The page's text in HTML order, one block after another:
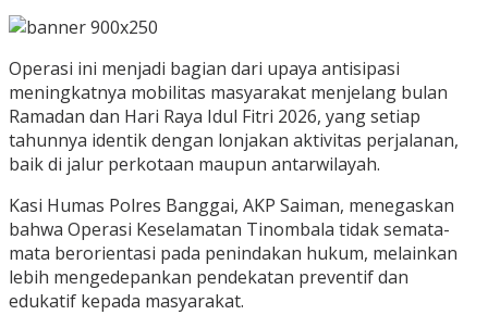
Operasi ini menjadi bagian dari upaya antisipasi
meningkatnya mobilitas masyarakat menjelang bulan
Ramadan dan Hari Raya Idul Fitri 2026, yang setiap
tahunnya identik dengan lonjakan aktivitas perjalanan,
baik di jalur perkotaan maupun antarwilayah.
Kasi Humas Polres Banggai, AKP Saiman, menegaskan
bahwa Operasi Keselamatan Tinombala tidak semata-
mata berorientasi pada penindakan hukum, melainkan
lebih mengedepankan pendekatan preventif dan
edukatif kepada masyarakat.